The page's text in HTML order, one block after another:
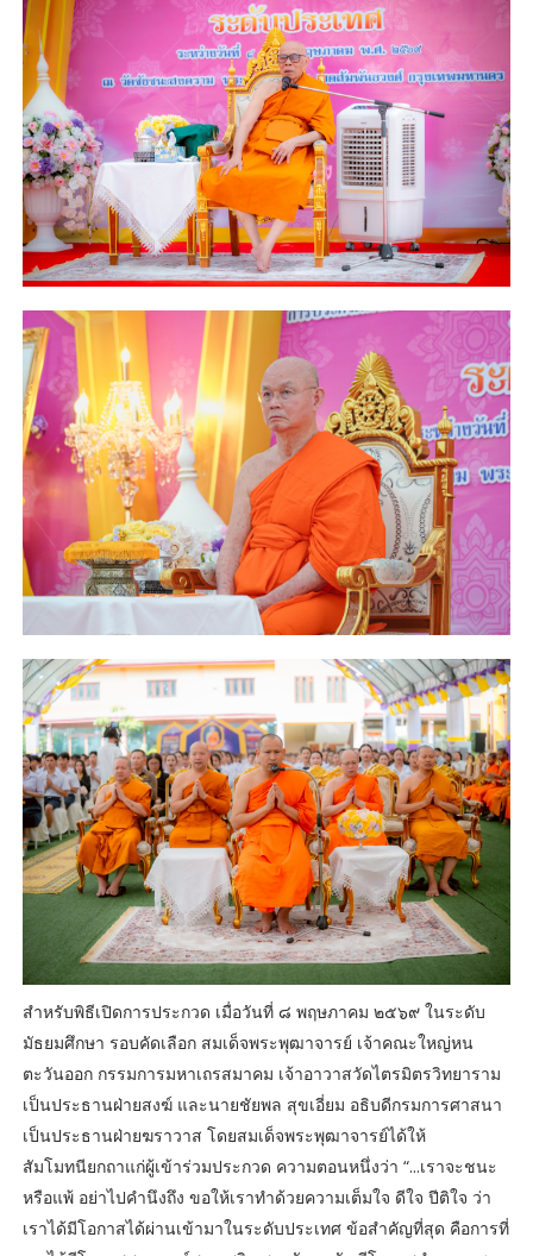
สำหรับพิธีเปิดการประกวด เมื่อวันที่ ๘ พฤษภาคม ๒๕๖๙ ในระดับ
มัธยมศึกษา รอบคัดเลือก สมเด็จพระพุฒาจารย์ เจ้าคณะใหญ่หน
ตะวันออก กรรมการมหาเถรสมาคม เจ้าอาวาสวัดไตรมิตรวิทยาราม
เป็นประธานฝ่ายสงฆ์ และนายชัยพล สุขเอี่ยม อธิบดีกรมการศาสนา
เป็นประธานฝ่ายฆราวาส โดยสมเด็จพระพุฒาจารย์ได้ให้
สัมโมทนียกถาแก่ผู้เข้าร่วมประกวด ความตอนหนึ่งว่า “...เราจะชนะ
หรือแพ้ อย่าไปคำนึงถึง ขอให้เราทำด้วยความเต็มใจ ดีใจ ปีติใจ ว่า
เราได้มีโอกาสได้ผ่านเข้ามาในระดับประเทศ ข้อสำคัญที่สุด คือการที่